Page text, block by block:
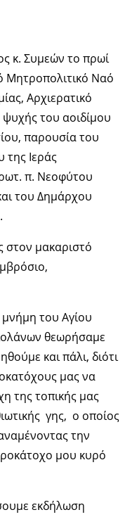
κ. Συμεών το πρωί
Μητροπολιτικό Ναό
Αρχιερατικό
του αοιδίμου
παρουσία του
της Ιεράς
π. Νεοφύτου
του Δημάρχου
στον μακαριστό
του Αγίου
θεωρήσαμε
και πάλι, διότι
μας να
της τοπικής μας
γης, ο οποίος
την
μου κυρό
εκδήλωση